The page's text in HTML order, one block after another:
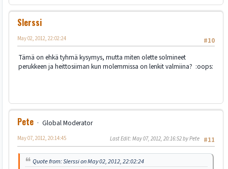
Slerssi
#10
May 02, 2012, 22:02:24
Tämä on ehkä tyhmä kysymys, mutta miten olette solmineet
perukkeen ja heittosiiman kun molemmissa on lenkit valmiina? :oops:
Pete
Global Moderator
#11
May 07, 2012, 20:14:45 Last Edit: May 07, 2012, 20:16:52 by Pete
Quote from: Slerssi on May 02, 2012, 22:02:24